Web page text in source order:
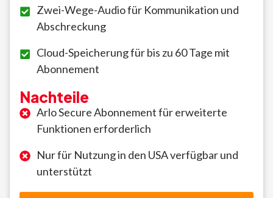
Zwei-Wege-Audio für Kommunikation und
Abschreckung
Cloud-Speicherung für bis zu 60 Tage mit
Abonnement
Nachteile
Arlo Secure Abonnement für erweiterte
Funktionen erforderlich
Nur für Nutzung in den USA verfügbar und
unterstützt